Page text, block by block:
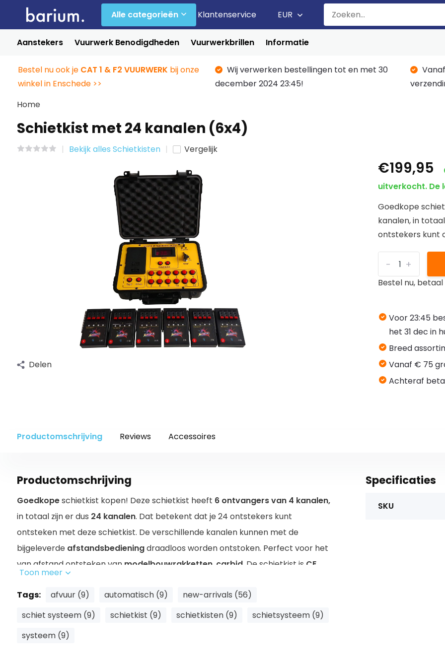
Alle categorieën Klantenservice EUR
Aanstekers Vuurwerk Benodigdheden Vuurwerkbrillen Informatie
Bestel nu ook je CAT 1 & F2 VUURWERK bij onze
winkel in Enschede >>
Wij verwerken bestellingen tot en met 30
december 2024 23:45!
Home
Schietkist met 24 kanalen (6x4)
Bekijk alles Schietkisten Vergelijk
Delen
€199,95
uitverkocht. De
Goedkope
kanalen, in
ontstekers kunt
+
-
Bestel nu,
Voor 23:45
het 31 dec in
Breed
Vanaf € 75
Achteraf
Productomschrijving Reviews Accessoires
Productomschrijving
Goedkopeschietkist kopen! Deze schietkist heeft 6 ontvangers van 4 kanalen,
in totaal zijn er dus 24 kanalen. Dat betekent dat je 24 ontstekers kunt
ontsteken met deze schietkist. De verschillende kanalen kunnen met de
bijgeleverde afstandsbedieningdraadloos worden ontstoken. Perfect voor het
van afstand ontsteken van modelbouwrakketten, carbid. De schietkist is CE
Ben je op zoek naar andere schietkisten, klik dan hier! Heb je nog ontstekers
nodig, klik dan hier.
Al onze schietkisten worden door ons eigen warenhuis zorgvuldig verpakt en
Toon meer
Tags:
afvuur (9) automatisch (9)
new-arrivals (56)
schiet systeem (9)
schietkist (9) schietkisten (9)
schietsysteem (9)
systeem (9)
Specificaties
SKU